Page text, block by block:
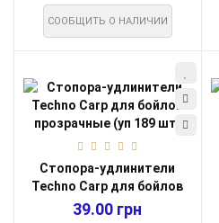
СООБЩИТЬ О НАЛИЧИИ
Стопора-удлинители
Techno Carp для бойлов
прозрачные (у...
39.00 грн